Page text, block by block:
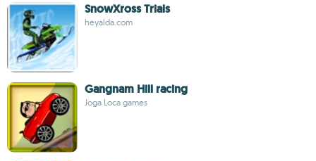
SnowXross Trials
heyalda.com
Gangnam Hill racing
Joga Loca games